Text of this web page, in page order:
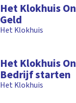
Het Klokhuis
Geld
Het Klokhuis
Het Klokhuis
Bedrijf starten
Het Klokhuis